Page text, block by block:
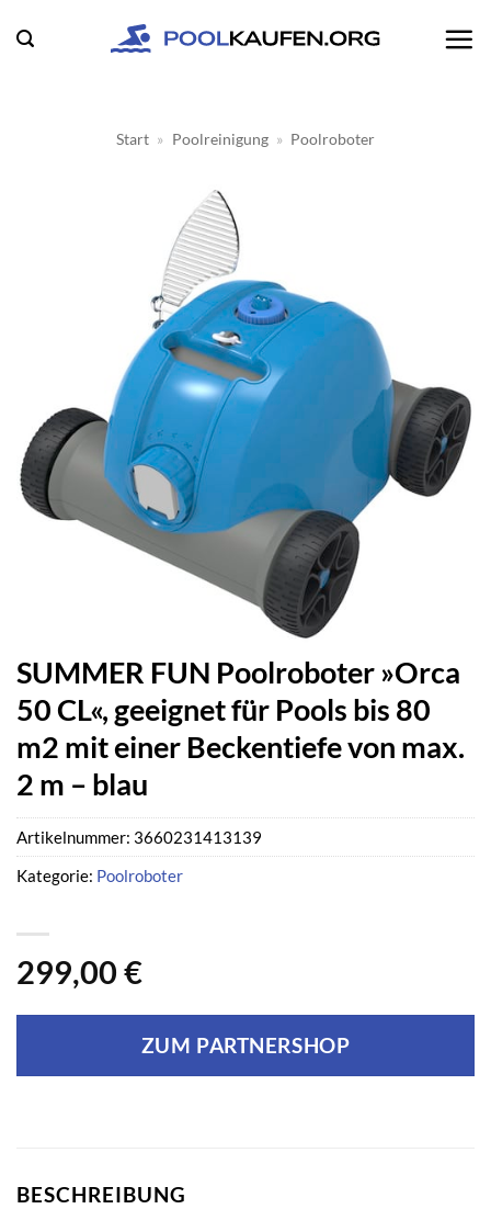
Inhalt
Start » Poolreinigung » Poolroboter
SUMMER FUN Poolroboter »Orca
50 CL«, geeignet für Pools bis 80
m2 mit einer Beckentiefe von max.
2 m – blau
299,00 €
ZUM PARTNERSHOP
Artikelnummer: 3660231413139
Kategorie: Poolroboter
BESCHREIBUNG